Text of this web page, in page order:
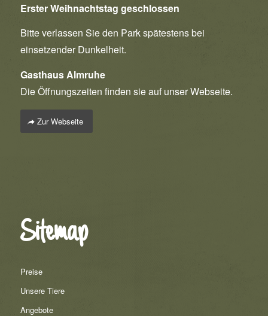
Erster Weihnachtstag geschlossen
Bitte verlassen Sie den Park spätestens bei
einsetzender Dunkelheit.
Gasthaus Almruhe
Die Öffnungszeiten finden sie auf unser Webseite.
Zur Webseite
Sitemap
Preise
Unsere Tiere
Angebote